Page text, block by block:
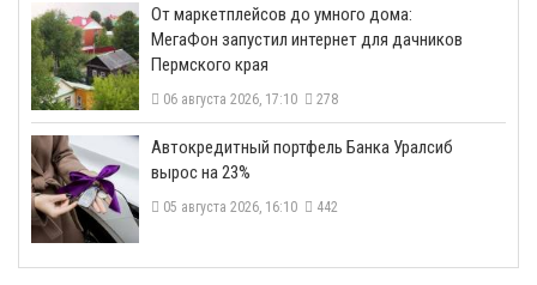
От маркетплейсов до умного дома:
МегаФон запустил интернет для дачников
Пермского края
06 августа 2026, 17:10 278
​Автокредитный портфель Банка Уралсиб
вырос на 23%
05 августа 2026, 16:10 442